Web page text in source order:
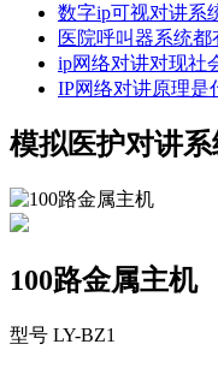
数字ip可视对讲系
医院呼叫器系统都
ip网络对讲对现社
IP网络对讲原理是
模拟医护对讲
100路金属主机
型号 LY-BZ1